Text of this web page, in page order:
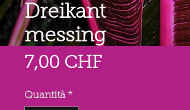
Dreikant
messing
7,00 CHFPrezzo
Quantità *